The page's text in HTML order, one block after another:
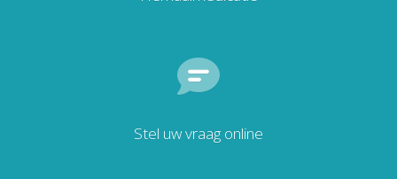
Stel uw vraag online